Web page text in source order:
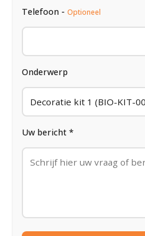
Telefoon - Optioneel
Onderwerp
Uw bericht *